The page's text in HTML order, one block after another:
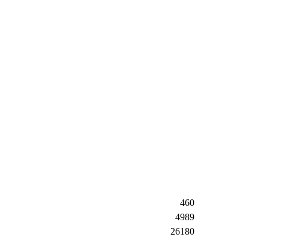
460
4989
26180